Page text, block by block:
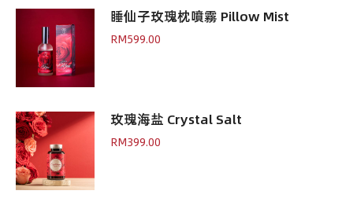
睡仙子玫瑰枕噴霧 Pillow Mist
RM599.00
玫瑰海盐 Crystal Salt
RM399.00